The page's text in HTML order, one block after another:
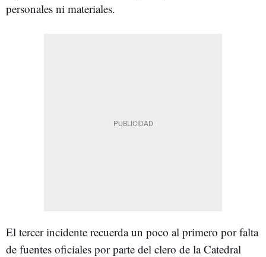
personales ni materiales.
El tercer incidente recuerda un poco al primero por falta
de fuentes oficiales por parte del clero de la Catedral